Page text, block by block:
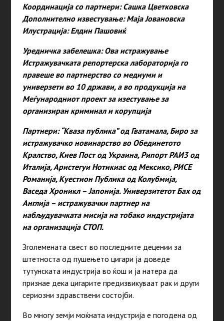
Координација со партнери: Сашка Цветковска
Дополнително известување: Маја Јовановска
Илустрација: Елдин Пашовиќ
Уредничка забелешка: Ова истражување
Истражувачката репортерска лабораторија го
правеше во партнерство со медиуми и
универзети во 10 држави, а во продукција на
Меѓународниот проект за изестување за
организиран криминал и корупција
Партнери: “Кваза публика” од Гватамала, Биро за
истражувачко новинарство во Обединетото
Кралство, Киев Пост од Украина, Рипорт РАИ3 од
Италија, Аристегуи Нотикиас од Мексико, РИСЕ
Романија, Куестион Публика од Колубмија,
Васеда Хроникл – Јапонија. Универзитетот Бах од
Англија – истражувачки партнер на
набљудувачката мисија на тобако индустријата
на организација СТОП.
Зголемената свест во последните децении за
штетноста од пушењето цигари ја доведе
тутунската индустрија во ќош и ја натера да
признае дека цигарите предизвикуваат рак и други
сериозни здравствени состојби.
Во многу земји моќната индустрија е погодена од